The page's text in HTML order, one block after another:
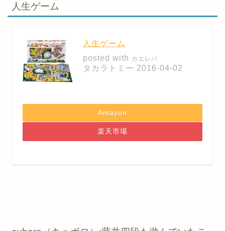
人生ゲーム
人生ゲーム
posted with カエレバ
タカラトミー 2016-04-02
Amazon
楽天市場